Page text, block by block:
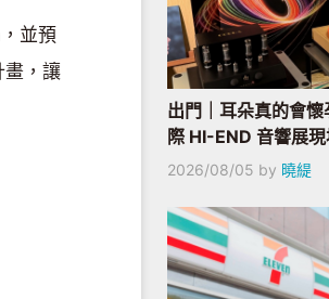
並預
畫，讓
出門｜耳朵真的會
際 HI-END 音響展
2026/08/05 by 曉緹